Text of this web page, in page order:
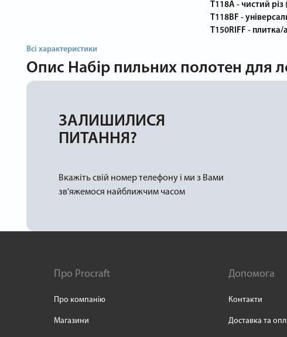
T118A - чистий
T118BF -
T150RIFF -
Всі характеристики
Опис Набір пильних полотен для
ЗАЛИШИЛИСЯ
ПИТАННЯ?
Вкажіть свій номер телефону і ми з Вами
зв'яжемося найближчим часом
Про Procraft
Про компанію
Магазини
Допомога
Контакти
Доставка та